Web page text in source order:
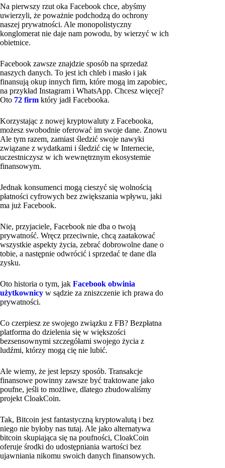
Na pierwszy rzut oka Facebook chce, abyśmy
uwierzyli, że poważnie podchodzą do ochrony
naszej prywatności. Ale monopolistyczny
konglomerat nie daje nam powodu, by wierzyć w ich
obietnice.
Facebook zawsze znajdzie sposób na sprzedaż
naszych danych. To jest ich chleb i masło i jak
finansują okup innych firm, które mogą im zapobiec,
na przykład Instagram i WhatsApp. Chcesz więcej?
Oto 72 firm który jadł Facebooka.
Korzystając z nowej kryptowaluty z Facebooka,
możesz swobodnie oferować im swoje dane. Znowu
Ale tym razem, zamiast śledzić swoje nawyki
związane z wydatkami i śledzić cię w Internecie,
uczestniczysz w ich wewnętrznym ekosystemie
finansowym.
Jednak konsumenci mogą cieszyć się wolnością
płatności cyfrowych bez zwiększania wpływu, jaki
ma już Facebook.
Nie, przyjaciele, Facebook nie dba o twoją
prywatność. Wręcz przeciwnie, chcą zaatakować
wszystkie aspekty życia, zebrać dobrowolne dane o
tobie, a następnie odwrócić i sprzedać te dane dla
zysku.
Oto historia o tym, jak Facebook obwinia
użytkownicy w sądzie za zniszczenie ich prawa do
prywatności.
Co czerpiesz ze swojego związku z FB? Bezpłatna
platforma do dzielenia się w większości
bezsensownymi szczegółami swojego życia z
ludźmi, którzy mogą cię nie lubić.
Ale wiemy, że jest lepszy sposób. Transakcje
finansowe powinny zawsze być traktowane jako
poufne, jeśli to możliwe, dlatego zbudowaliśmy
projekt CloakCoin.
Tak, Bitcoin jest fantastyczną kryptowalutą i bez
niego nie byłoby nas tutaj. Ale jako alternatywa
bitcoin skupiająca się na poufności, CloakCoin
oferuje środki do udostępniania wartości bez
ujawniania nikomu swoich danych finansowych.